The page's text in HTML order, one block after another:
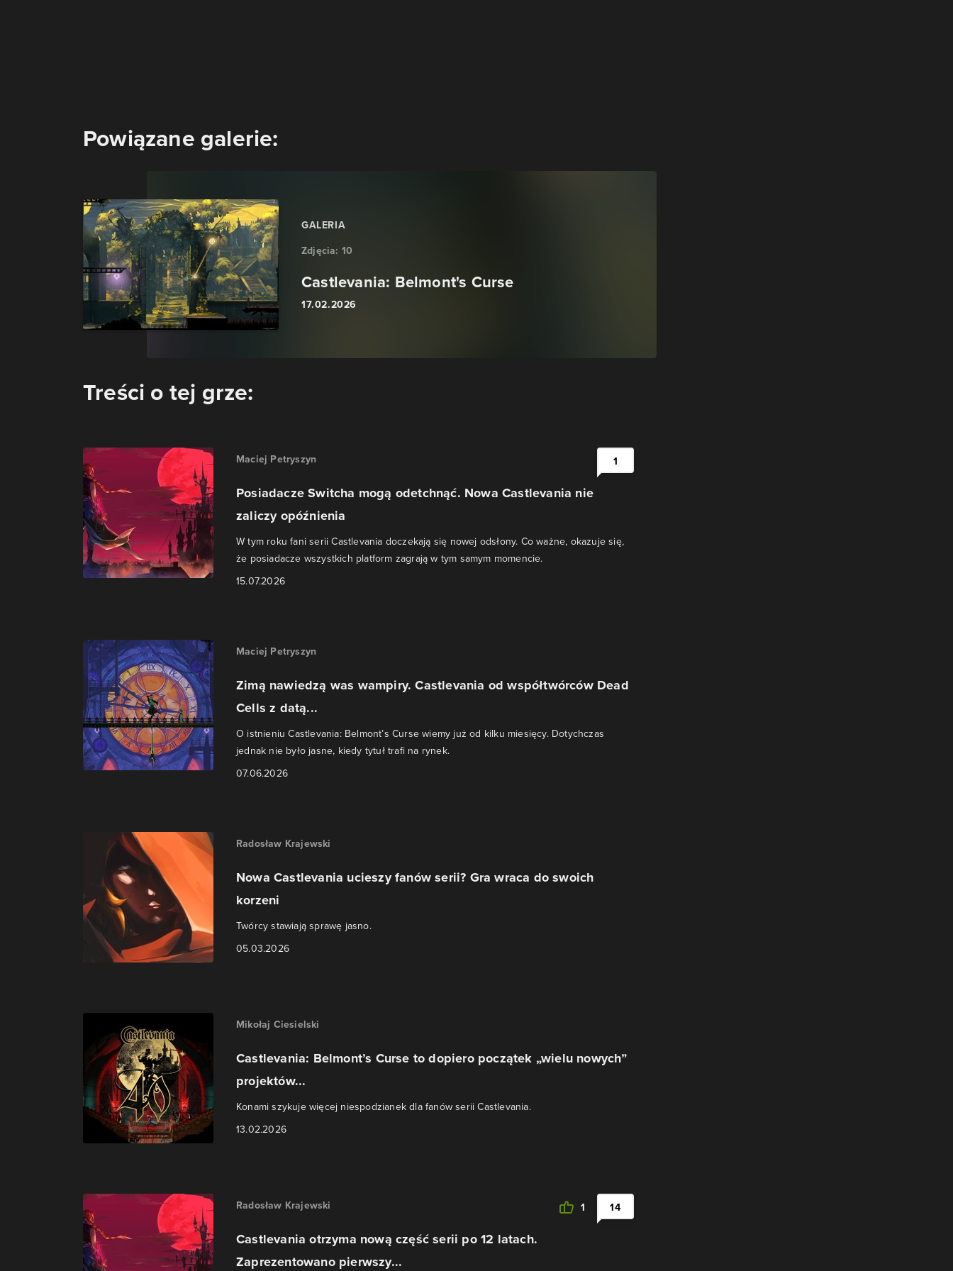
Powiązane galerie:
GALERIA
Zdjęcia: 10
Castlevania: Belmont's Curse
17.02.2026
Treści o tej grze:
Maciej Petryszyn
Posiadacze Switcha mogą odetchnąć. Nowa Castlevania nie
zaliczy opóźnienia
W tym roku fani serii Castlevania doczekają się nowej odsłony. Co ważne, okazuje się,
że posiadacze wszystkich platform zagrają w tym samym momencie.
15.07.2026
1
Maciej Petryszyn
Zimą nawiedzą was wampiry. Castlevania od współtwórców Dead
Cells z datą...
O istnieniu Castlevania: Belmont’s Curse wiemy już od kilku miesięcy. Dotychczas
jednak nie było jasne, kiedy tytuł trafi na rynek.
07.06.2026
Radosław Krajewski
Nowa Castlevania ucieszy fanów serii? Gra wraca do swoich
korzeni
Twórcy stawiają sprawę jasno.
05.03.2026
Mikołaj Ciesielski
Castlevania: Belmont’s Curse to dopiero początek „wielu nowych”
projektów...
Konami szykuje więcej niespodzianek dla fanów serii Castlevania.
13.02.2026
Radosław Krajewski
Castlevania otrzyma nową część serii po 12 latach.
Zaprezentowano pierwszy...
1 14